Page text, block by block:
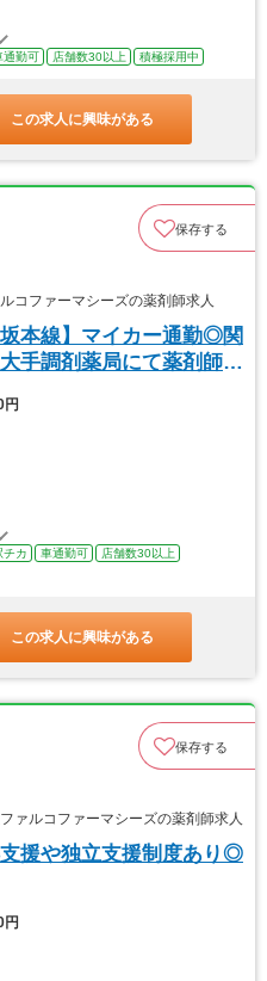
通勤可 店舗数30以上 積極採用中
この求人に興味がある
保存する
ファーマシーズの薬剤師求人
本線】マイカー通勤◎関
手調剤薬局にて薬剤師の
円
チカ 車通勤可
店舗数30以上
この求人に興味がある
保存する
ルコファーマシーズの薬剤師求人
支援や独立支援制度あり◎
円